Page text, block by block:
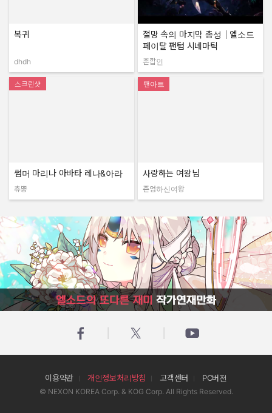
복귀
dhdh
절망 속의 마지막 총성｜엘소드
페이탈 팬텀 시네마틱
작성자:
존깝인
스크린샷
썸머 마리나 아바타 레나&아라
작성자:
츄뿡
팬아트
사랑하는 여왕님
작성자:
존엄하신여왕
엘소드의 또다른 재미 작가연재만화
이용약관 개인정보처리방침 고객센터 PC버전
© NEXON KOREA Corp. & KOG Corp. All Rights Reserved.